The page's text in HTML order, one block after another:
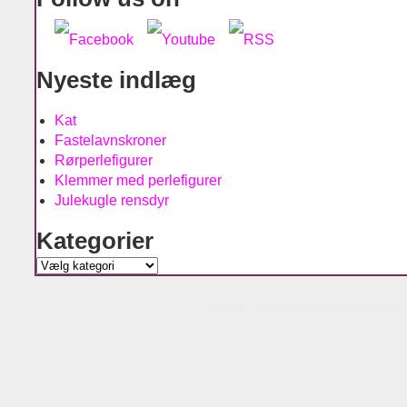
Nyeste indlæg
Kat
Fastelavnskroner
Rørperlefigurer
Klemmer med perlefigurer
Julekugle rensdyr
Kategorier
Kategorier